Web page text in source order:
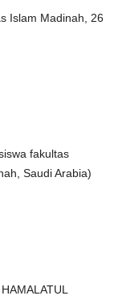
Islam Madinah, 26
fakultas
Saudi Arabia)